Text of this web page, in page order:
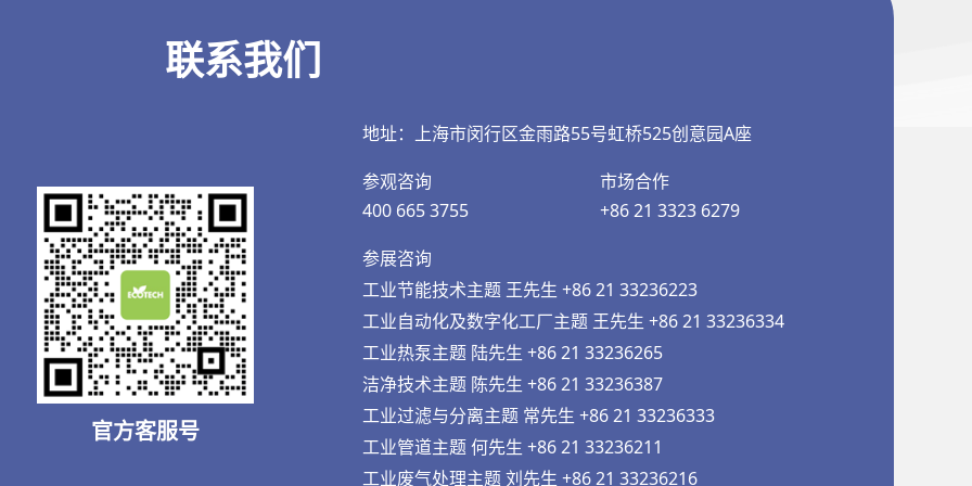
联系我们
官方客服号
地址：上海市闵行区金雨路55号虹桥525创意园A座
参观咨询
400 665 3755
市场合作
+86 21 3323 6279
参展咨询
工业节能技术主题 王先生 +86 21 33236223
工业自动化及数字化工厂主题 王先生 +86 21 33236334
工业热泵主题 陆先生 +86 21 33236265
洁净技术主题 陈先生 +86 21 33236387
工业过滤与分离主题 常先生 +86 21 33236333
工业管道主题 何先生 +86 21 33236211
工业废气处理主题 刘先生 +86 21 33236216